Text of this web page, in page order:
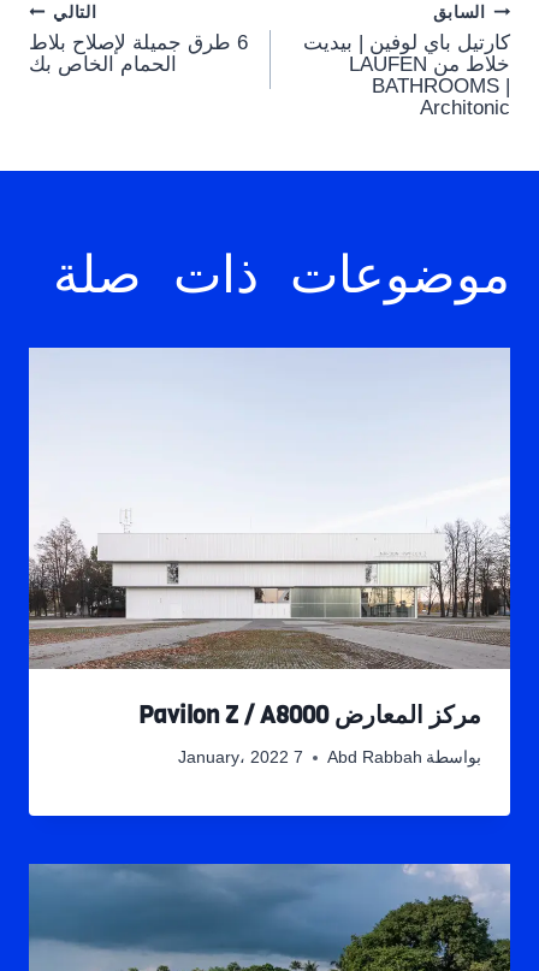
Post
navigation
السابق
كارتيل باي لوفين | بيديت
خلاط من LAUFEN
BATHROOMS |
Architonic
التالي
6 طرق جميلة لإصلاح بلاط
الحمام الخاص بك
موضوعات ذات صلة
مركز المعارض Pavilon Z / A8000
بواسطة Abd Rabbah 7 January، 2022